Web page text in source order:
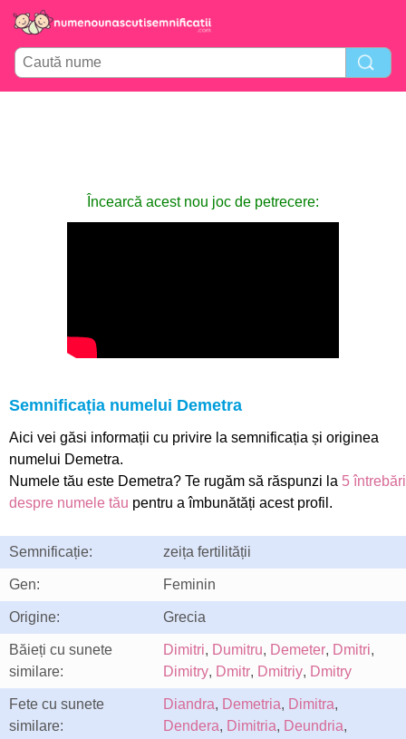
Încearcă acest nou joc de petrecere:
Semnificația numelui Demetra
Aici vei găsi informații cu privire la semnificația și originea
numelui Demetra.
Numele tău este Demetra? Te rugăm să răspunzi la 5 întrebări
despre numele tău pentru a îmbunătăți acest profil.
Semnificație: zeița fertilității
Gen: Feminin
Origine: Grecia
Băieți cu sunete
similare:
Dimitri, Dumitru, Demeter, Dmitri,
Dimitry, Dmitr, Dmitriy, Dmitry
Fete cu sunete
similare:
Diandra, Demetria, Dimitra,
Dendera, Dimitria, Deundria,